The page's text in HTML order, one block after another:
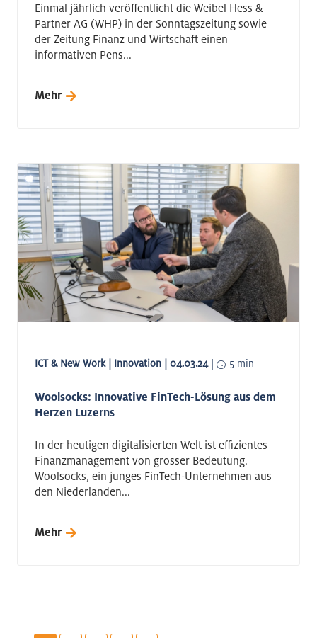
Einmal jährlich veröffentlicht die Weibel Hess &
Partner AG (WHP) in der Sonntagszeitung sowie
der Zeitung Finanz und Wirtschaft einen
informativen Pens...
Mehr
ICT & New Work | Innovation | 04.03.24| 5 min
Woolsocks: Innovative FinTech-Lösung aus dem
Herzen Luzerns
In der heutigen digitalisierten Welt ist effizientes
Finanzmanagement von grosser Bedeutung.
Woolsocks, ein junges FinTech-Unternehmen aus
den Niederlanden...
Mehr